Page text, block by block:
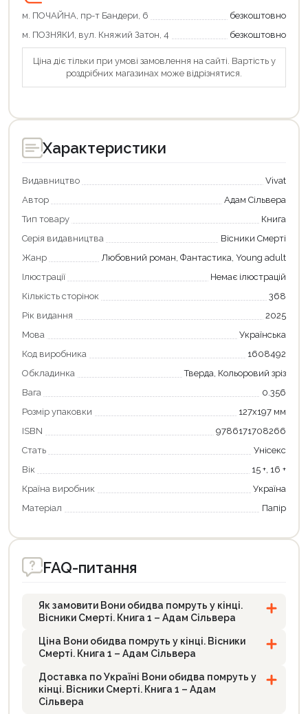
м. ПОЧАЙНА, пр-т Бандери, 6
безкоштовно
м. ПОЗНЯКИ, вул. Княжий Затон, 4
безкоштовно
Ціна діє тільки при умові замовлення на сайті. Вартість у
роздрібних магазинах може відрізнятися.
Характеристики
Видавництво
Vivat
Автор
Адам Сільвера
Тип товару
Книга
Серія видавництва
Вісники Смерті
Жанр
Любовний роман, Фантастика, Young adult
Ілюстрації
Немає ілюстрацій
Кількість сторінок
368
Рік видання
2025
Мова
Українська
Код виробника
1608492
Обкладинка
Тверда, Кольоровий зріз
Вага
0.356
Розмір упаковки
127х197 мм
ISBN
9786171708266
Стать
Унісекс
Вік
15 +, 16 +
Країна виробник
Україна
Матеріал
Папір
FAQ-питання
Як замовити Вони обидва помруть у кінці.
Вісники Смерті. Книга 1 – Адам Сільвера
Ціна Вони обидва помруть у кінці. Вісники
Смерті. Книга 1 – Адам Сільвера
Доставка по Україні Вони обидва помруть у
кінці. Вісники Смерті. Книга 1 – Адам
Сільвера